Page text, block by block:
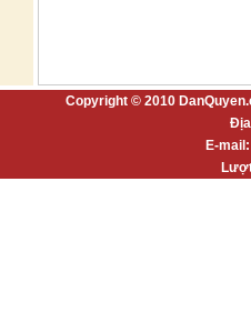
Copyright © 2010
E-